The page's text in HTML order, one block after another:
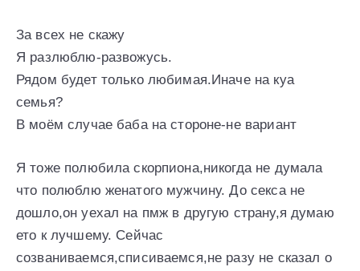
За всех не скажу
Я разлюблю-развожусь.
Рядом будет только любимая.Иначе на куа
семья?
В моём случае баба на стороне-не вариант
Я тоже полюбила скорпиона,никогда не думала
что полюблю женатого мужчину. До секса не
дошло,он уехал на пмж в другую страну,я думаю
ето к лучшему. Сейчас
созваниваемся,списиваемся,не разу не сказал о